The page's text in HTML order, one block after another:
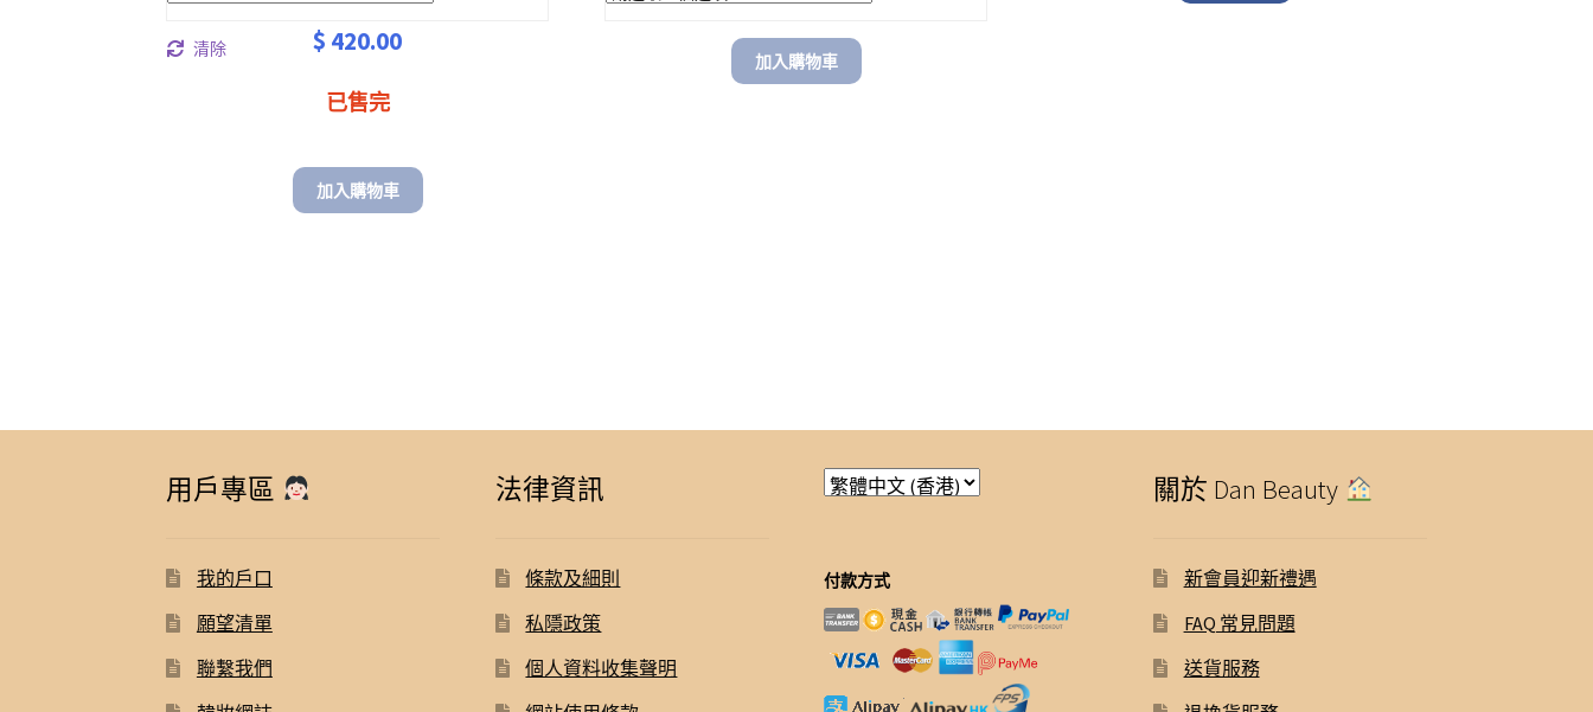
清除 $ 420.00
已售完
加入購物車
加入購物車
用戶專區
我的戶口
願望清單
聯繫我們
法律資訊
條款及細則
私隱政策
個人資料收集聲明
付款方式
關於 Dan Beauty
新會員迎新禮遇
FAQ 常見問題
送貨服務